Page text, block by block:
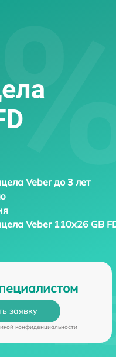
Veber до 3 лет
Veber 110х26 GB
заявку
конфиденциальности